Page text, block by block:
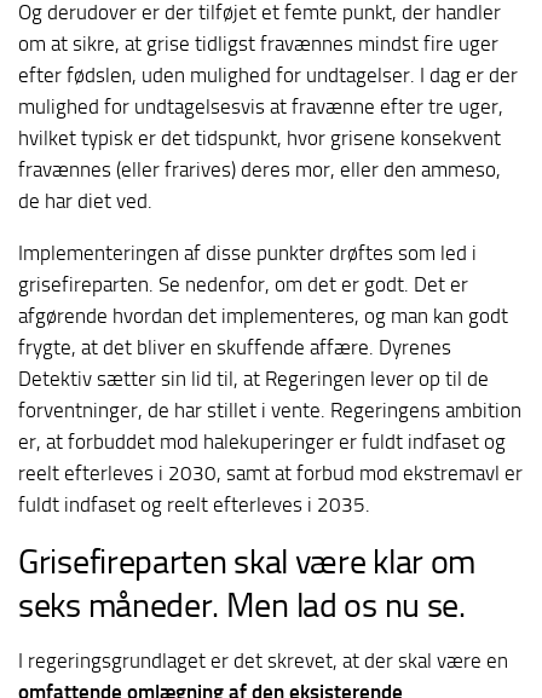
Og derudover er der tilføjet et femte punkt, der handler
om at sikre, at grise tidligst fravænnes mindst fire uger
efter fødslen, uden mulighed for undtagelser. I dag er der
mulighed for undtagelsesvis at fravænne efter tre uger,
hvilket typisk er det tidspunkt, hvor grisene konsekvent
fravænnes (eller frarives) deres mor, eller den ammeso,
de har diet ved.
Implementeringen af disse punkter drøftes som led i
grisefireparten. Se nedenfor, om det er godt. Det er
afgørende hvordan det implementeres, og man kan godt
frygte, at det bliver en skuffende affære. Dyrenes
Detektiv sætter sin lid til, at Regeringen lever op til de
forventninger, de har stillet i vente. Regeringens ambition
er, at forbuddet mod halekuperinger er fuldt indfaset og
reelt efterleves i 2030, samt at forbud mod ekstremavl er
fuldt indfaset og reelt efterleves i 2035.
Grisefireparten skal være klar om
seks måneder. Men lad os nu se.
I regeringsgrundlaget er det skrevet, at der skal være en
omfattende omlægning af den eksisterende